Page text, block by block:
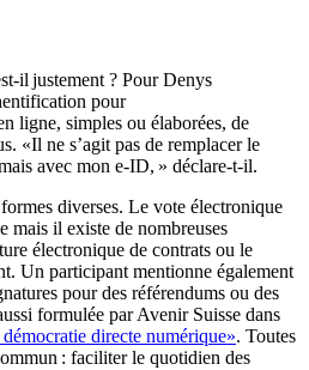
iljustement? Pour Denys
pour
ligne, simples ou élaborées, de
«Il ne s’agit pas de remplacer le
avec mon e-ID, » déclare-t-il.
diverses. Le vote électronique
mais il existe de nombreuses
électronique de contrats ou le
Un participant mentionne également
pour des référendums ou des
formulée par Avenir Suisse dans
directe numérique». Toutes
: faciliter le quotidien des